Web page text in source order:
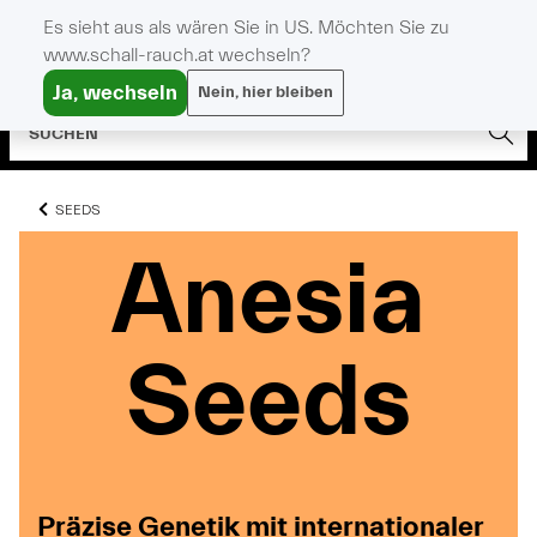
SEEDS
Anesia
Seeds
Anesia
Seeds
Anesia
Seeds
Präzise Genetik mit internationaler
Es sieht aus als wären Sie in US. Möchten Sie zu
www.schall-rauch.at wechseln?
Ja, wechseln Nein, hier bleiben